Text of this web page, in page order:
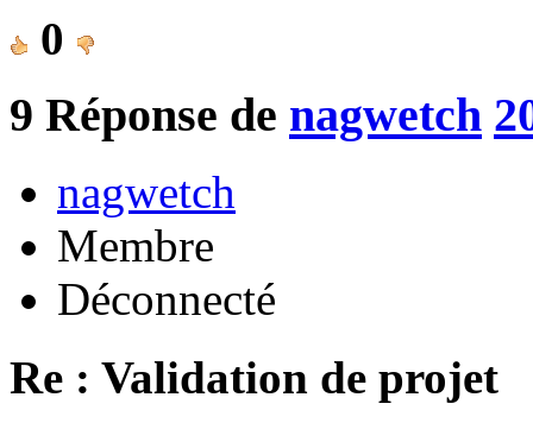
0
9 Réponse de nagwetch
nagwetch
Membre
Déconnecté
Re : Validation de projet